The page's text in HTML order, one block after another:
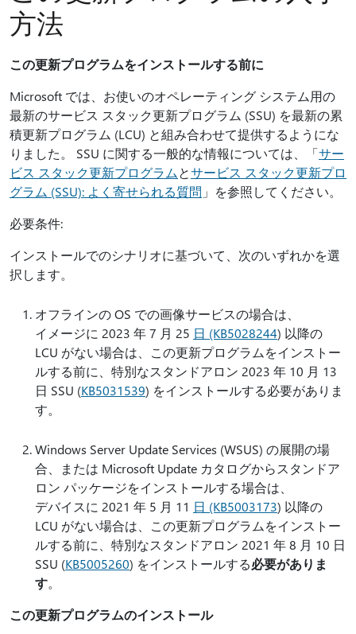
方法
この更新プログラムをインストールする前に
Microsoft では、お使いのオペレーティング システム用の
最新のサービス スタック更新プログラム (SSU) を最新の累
積更新プログラム (LCU) と組み合わせて提供するようにな
りました。 SSU に関する一般的な情報については、「サー
ビス スタック更新プログラムとサービス スタック更新プロ
グラム (SSU): よく寄せられる質問 」を参照してください。
必要条件:
インストールでのシナリオに基づいて、次のいずれかを選
択します。
オフラインの OS での画像サービスの場合は、
イメージに 2023 年 7 月 25 日 (KB5028244) 以降の
LCU がない場合は、この更新プログラムをインストー
ルする前に、特別なスタンドアロン 2023 年 10 月 13
日 SSU (KB5031539) をインストールする必要がありま
す。
Windows Server Update Services (WSUS) の展開の場
合、または Microsoft Update カタログからスタンドア
ロン パッケージをインストールする場合は、
デバイスに 2021 年 5 月 11 日 (KB5003173) 以降の
LCU がない場合は、この更新プログラムをインストー
ルする前に、特別なスタンドアロン 2021 年 8 月 10 日
SSU (KB5005260) をインストールする必要がありま
す。
この更新プログラムのインストール